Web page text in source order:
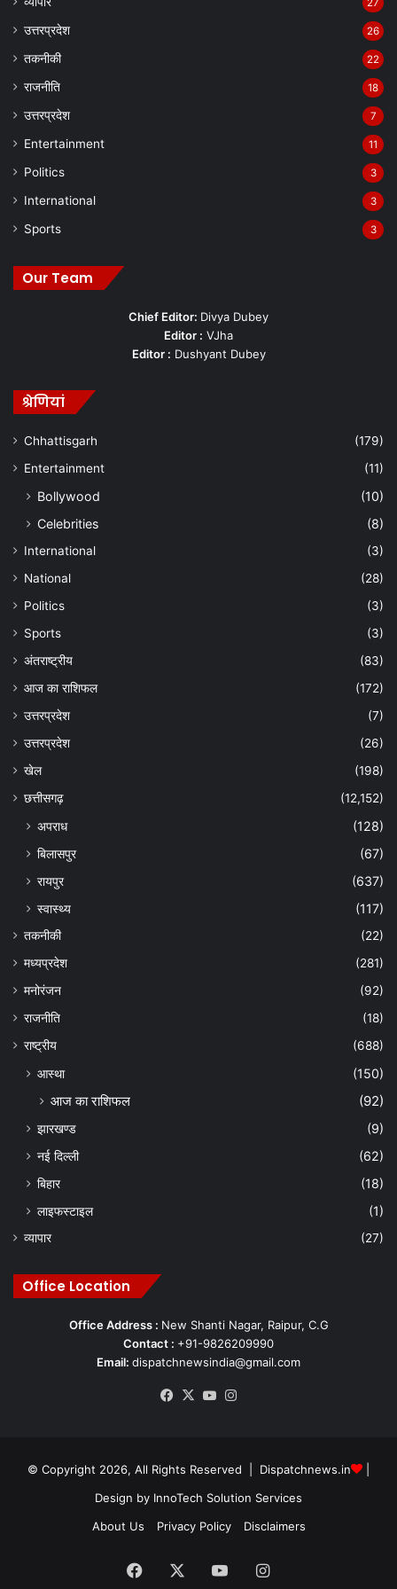
27
उत्तरप्रदेश 26
तकनीकी 22
राजनीति 18
उत्तरप्रदेश 7
Entertainment 11
Politics 3
International 3
Sports 3
Our Team
Chief Editor: Divya Dubey
Editor : VJha
Editor : Dushyant Dubey
श्रेणियां
Chhattisgarh
(179)
Entertainment
(11)
Bollywood
(10)
Celebrities
(8)
International
(3)
National
(28)
Politics
(3)
Sports
(3)
अंतराष्ट्रीय
(83)
आज का राशिफल
(172)
उत्तरप्रदेश
(7)
उत्तरप्रदेश
(26)
खेल
(198)
छत्तीसगढ़
(12,152)
अपराध
(128)
बिलासपुर
(67)
रायपुर
(637)
स्वास्थ्य
(117)
तकनीकी
(22)
मध्यप्रदेश
(281)
मनोरंजन
(92)
राजनीति
(18)
राष्ट्रीय
(688)
आस्था (150)
आज का राशिफल (92)
झारखण्ड
(9)
नई दिल्ली
(62)
बिहार
(18)
लाइफस्टाइल
(1)
व्यापार (27)
Office Location
Office Address : New Shanti Nagar, Raipur, C.G
Contact : +91-9826209990
Email: dispatchnewsindia@gmail.com
Facebook
X YouTube
© Copyright 2026, All Rights Reserved | Dispatchnews.in
Design by InnoTech Solution Services
About Us
Privacy Policy Disclaimers
Facebook YouTubeInstagram